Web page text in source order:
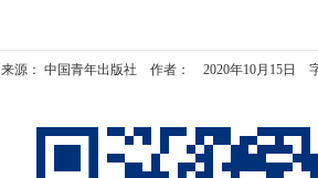
来源： 中国青年出版社 作者： 2020年10月15日